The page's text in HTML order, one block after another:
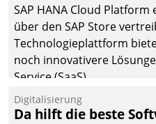
man auf
Cloudtechnologie,
bewährte und Startup-
Partner sowie erstmals
agile Projektmethoden.
SAP HANA Cloud
über den SAP Store
Technologieplattform
noch innovativere
Service (SaaS).
Digitalisierung
Da hilft die beste